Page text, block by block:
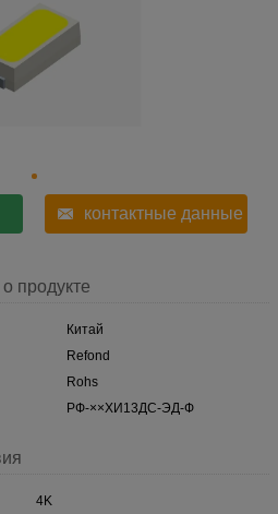
контактные данные
продукте
Китай
Refond
Rohs
РФ-××ХИ13ДС-ЭД-Ф
4K